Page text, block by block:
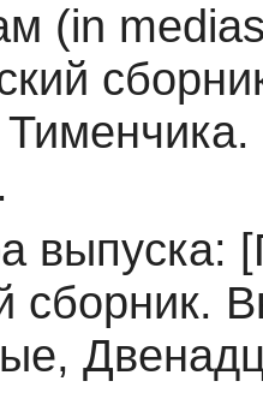
(in
выпуска:
сборник.